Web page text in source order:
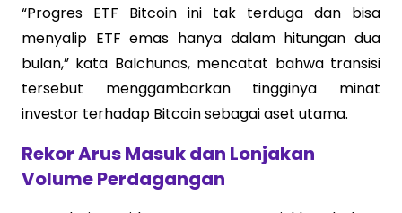
“Progres ETF Bitcoin ini tak terduga dan bisa
menyalip ETF emas hanya dalam hitungan dua
bulan,” kata Balchunas, mencatat bahwa transisi
tersebut menggambarkan tingginya minat
investor terhadap Bitcoin sebagai aset utama.
Rekor Arus Masuk dan Lonjakan
Volume Perdagangan